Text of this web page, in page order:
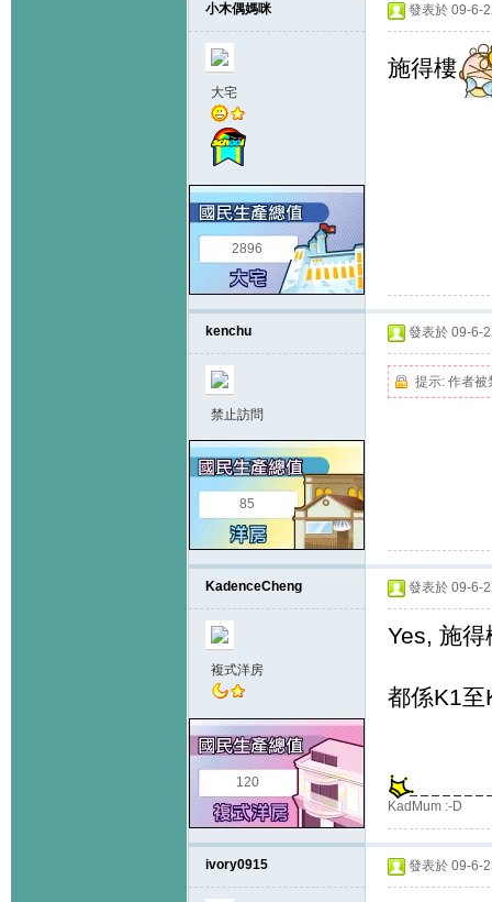
小木偶媽咪
大宅
2896
發表於 09-6-
施得樓
kenchu
禁止訪問
85
發表於 09-6-
提示: 作者被
KadenceCheng
複式洋房
120
發表於 09-6-
Yes, 施得
都係K1
KadMum :-D
ivory0915 發表於 09-6-